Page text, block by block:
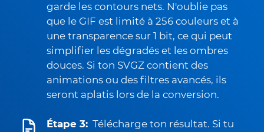
garde les contours nets. N'oublie pas
que le GIF est limité à 256 couleurs et à
une transparence sur 1 bit, ce qui peut
simplifier les dégradés et les ombres
douces. Si ton SVGZ contient des
animations ou des filtres avancés, ils
seront aplatis lors de la conversion.
Étape 3: Télécharge ton résultat. Si tu